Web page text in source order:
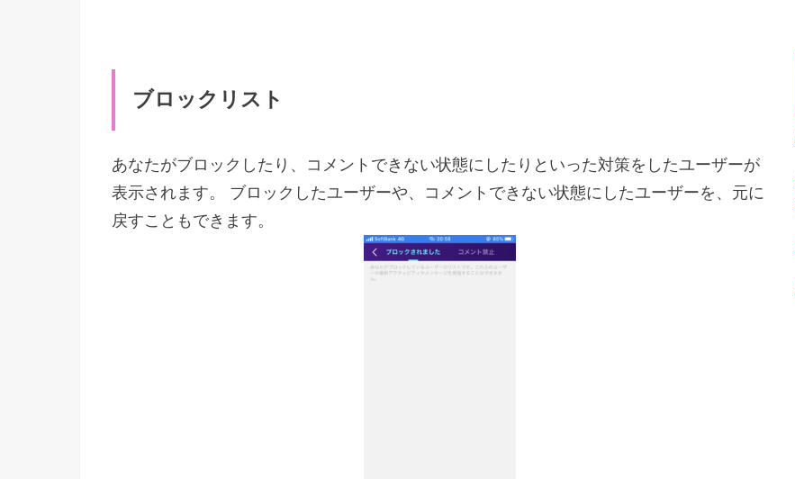
ブロックリスト
あなたがブロックしたり、コメントできない状態にしたりといった対策をしたユーザーが
表示されます。 ブロックしたユーザーや、コメントできない状態にしたユーザーを、元に
戻すこともできます。